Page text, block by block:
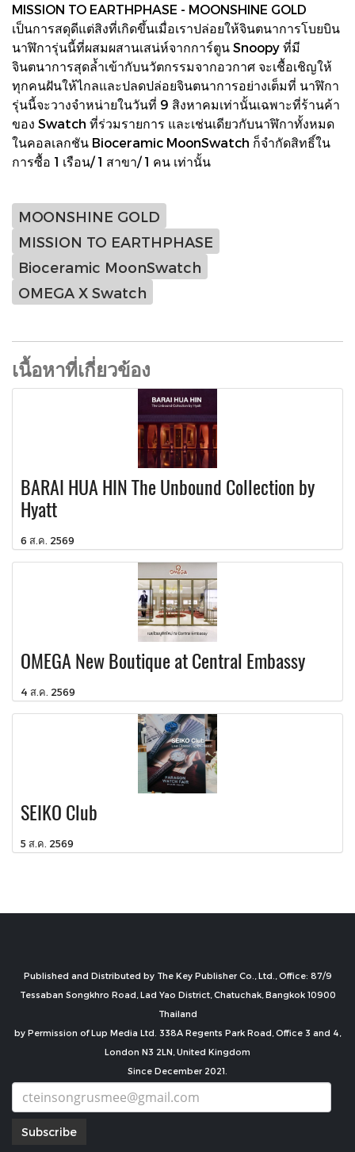
MISSION TO EARTHPHASE - MOONSHINE GOLD
เป็นการสดุดีแต่สิงที่เกิดขึ้นเมื่อเราปล่อยให้จินตนาการโบยบิน
นาฬิการุ่นนี้ที่ผสมผสานเสน่ห์จากการ์ตูน Snoopy ที่มี
จินตนาการสุดล้ำเข้ากับนวัตกรรมจากอวกาศ จะเชื้อเชิญให้
ทุกคนฝันให้ไกลและปลดปล่อยจินตนาการอย่างเต็มที่ นาฬิกา
รุ่นนี้จะวางจำหน่ายในวันที่ 9 สิงหาคมเท่านั้นเฉพาะที่ร้านค้า
ของ Swatch ที่ร่วมรายการ และเช่นเดียวกับนาฬิกาทั้งหมด
ในคอลเลกชัน Bioceramic MoonSwatch ก็จำกัดสิทธิ์ใน
การซื้อ 1 เรือน/ 1 สาขา/ 1 คน เท่านั้น
MOONSHINE GOLD
MISSION TO EARTHPHASE
Bioceramic MoonSwatch
OMEGA X Swatch
เนื้อหาที่เกี่ยวข้อง
BARAI HUA HIN The Unbound Collection by
Hyatt
6 ส.ค. 2569
OMEGA New Boutique at Central Embassy
4 ส.ค. 2569
SEIKO Club
5 ส.ค. 2569
Published and Distributed by The Key Publisher Co., Ltd., Office: 87/9
Tessaban Songkhro Road, Lad Yao District, Chatuchak, Bangkok 10900
Thailand
by Permission of Lup Media Ltd. 338A Regents Park Road, Office 3 and 4,
London N3 2LN, United Kingdom
Since December 2021.
Subscribe